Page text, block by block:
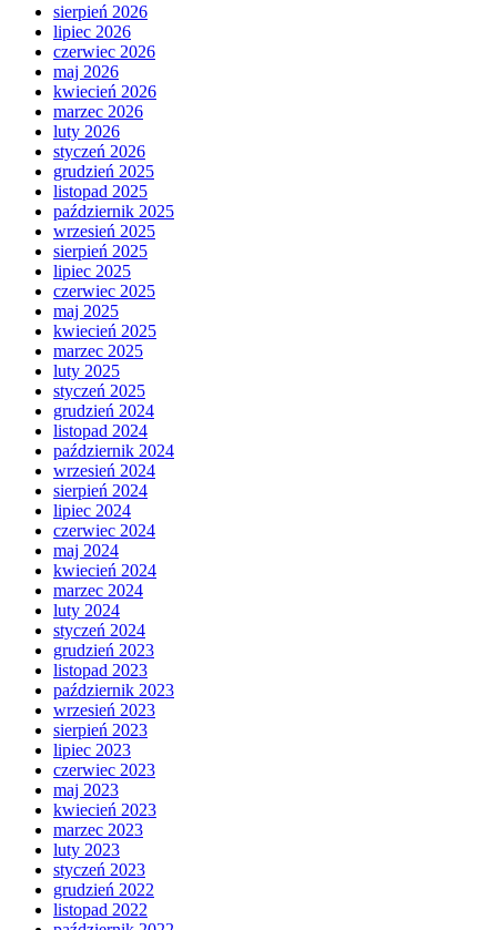
sierpień 2026
lipiec 2026
czerwiec 2026
maj 2026
kwiecień 2026
marzec 2026
luty 2026
styczeń 2026
grudzień 2025
listopad 2025
październik 2025
wrzesień 2025
sierpień 2025
lipiec 2025
czerwiec 2025
maj 2025
kwiecień 2025
marzec 2025
luty 2025
styczeń 2025
grudzień 2024
listopad 2024
październik 2024
wrzesień 2024
sierpień 2024
lipiec 2024
czerwiec 2024
maj 2024
kwiecień 2024
marzec 2024
luty 2024
styczeń 2024
grudzień 2023
listopad 2023
październik 2023
wrzesień 2023
sierpień 2023
lipiec 2023
czerwiec 2023
maj 2023
kwiecień 2023
marzec 2023
luty 2023
styczeń 2023
grudzień 2022
listopad 2022